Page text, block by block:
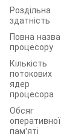
Роздільна
здатність
Повна назва
процесору
Кількість
потокових
ядер
процесора
Обсяг
оперативної
пам'яті